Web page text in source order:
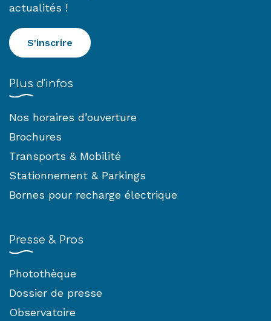
actualités !
S'inscrire
Plus d'infos
Nos horaires d’ouverture
Brochures
Transports & Mobilité
Stationnement & Parkings
Bornes pour recharge électrique
Presse & Pros
Photothèque
Dossier de presse
Observatoire